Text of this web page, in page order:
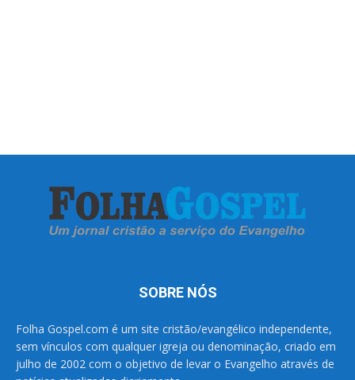
SOBRE NÓS
Folha Gospel.com é um site cristão/evangélico independente,
sem vínculos com qualquer igreja ou denominação, criado em
julho de 2002 com o objetivo de levar o Evangelho através de